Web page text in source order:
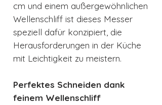
cm und einem außergewöhnlichen
Wellenschliff ist dieses Messer
speziell dafür konzipiert, die
Herausforderungen in der Küche
mit Leichtigkeit zu meistern.
Perfektes Schneiden dank
feinem Wellenschliff